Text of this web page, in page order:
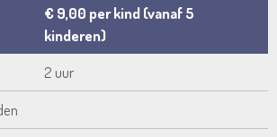
€ 9,00 per kind (vanaf 5
kinderen)
2 uur